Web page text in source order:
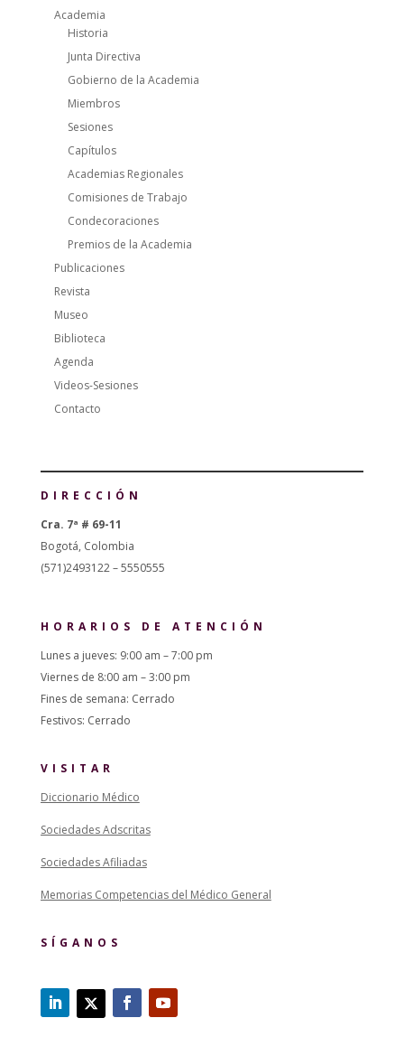
Academia
Historia
Junta Directiva
Gobierno de la Academia
Miembros
Sesiones
Capítulos
Academias Regionales
Comisiones de Trabajo
Condecoraciones
Premios de la Academia
Publicaciones
Revista
Museo
Biblioteca
Agenda
Videos-Sesiones
Contacto
DIRECCIÓN
Cra. 7ª # 69-11
Bogotá, Colombia
(571)2493122 – 5550555
HORARIOS DE ATENCIÓN
Lunes a jueves: 9:00 am – 7:00 pm
Viernes de 8:00 am – 3:00 pm
Fines de semana: Cerrado
Festivos: Cerrado
VISITAR
Diccionario Médico
Sociedades Adscritas
Sociedades Afiliadas
Memorias Competencias del Médico General
SÍGANOS